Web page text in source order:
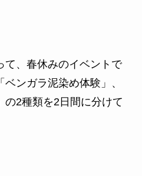
て、春休みのイベントで
ンガラ泥染め体験」、
の2種類を2日間に分けて